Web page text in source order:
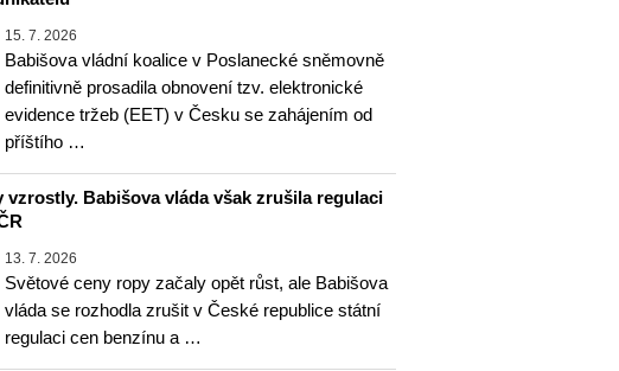
15. 7. 2026
Babišova vládní koalice v Poslanecké sněmovně
definitivně prosadila obnovení tzv. elektronické
evidence tržeb (EET) v Česku se zahájením od
příštího …
vzrostly. Babišova vláda však zrušila regulaci
13. 7. 2026
Světové ceny ropy začaly opět růst, ale Babišova
vláda se rozhodla zrušit v České republice státní
regulaci cen benzínu a …